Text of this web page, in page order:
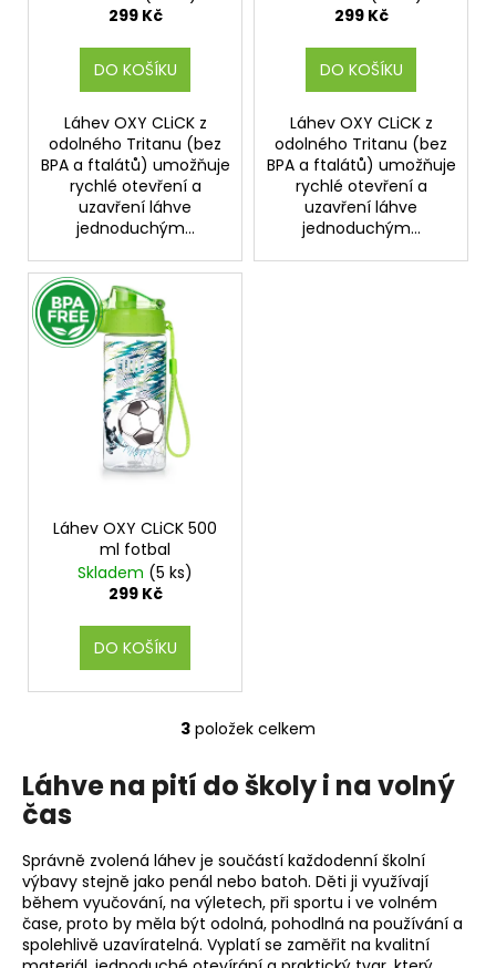
299 Kč
DO KOŠÍKU
Láhev OXY CLiCK z
odolného Tritanu (bez
BPA a ftalátů) umožňuje
rychlé otevření a
uzavření láhve
jednoduchým...
299 Kč
DO KOŠÍKU
Láhev OXY CLiCK z
odolného Tritanu (bez
BPA a ftalátů) umožňuje
rychlé otevření a
uzavření láhve
jednoduchým...
BPA FREE
Láhev OXY CLiCK 500
ml fotbal
Skladem (5 ks)
299 Kč
DO KOŠÍKU
O
l
a
c
í
p
r
3 položek celkem
Láhve na pití do školy i na volný
čas
Správně zvolená láhev je součástí každodenní školní
výbavy stejně jako penál nebo batoh. Děti ji využívají
během vyučování, na výletech, při sportu i ve volném
čase, proto by měla být odolná, pohodlná na používání a
spolehlivě uzavíratelná. Vyplatí se zaměřit na kvalitní